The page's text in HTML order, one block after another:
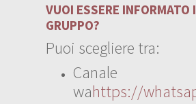
VUOI ESSERE
GRUPPO?
Puoi scegliere tra:
Canale
wahttps://